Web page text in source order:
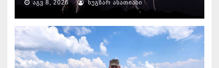
ᲐᲒᲕ 8, 2026 ᲜᲣᲒᲖᲐᲠ ᲐᲡᲐᲗᲘᲐᲜᲘ